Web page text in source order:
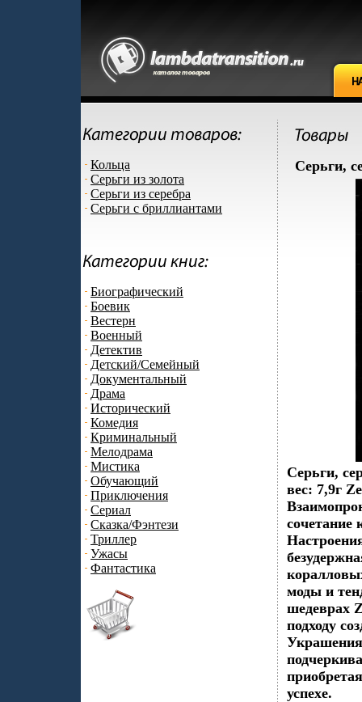
Кольца
Серьги из золота
Серьги из серебра
Серьги с бриллиантами
Биографический
Боевик
Вестерн
Военный
Детектив
Детский/Семейный
Документальный
Драма
Исторический
Комедия
Криминальный
Мелодрама
Мистика
Обучающий
Приключения
Сериал
Сказка/Фэнтези
Триллер
Ужасы
Фантастика
Серьги,
Серьги,
вес: 7,9г
сочетание
моды и
шедеврах
подходу
успехе.